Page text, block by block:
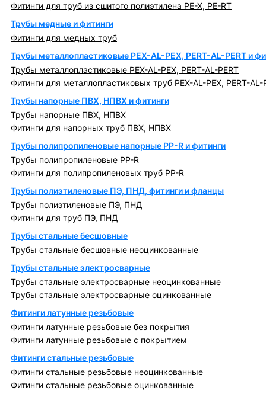
Фитинги для труб из сшитого полиэтилена PE-X, PE-RT
Трубы медные и фитинги
Фитинги для медных труб
Трубы металлопластиковые PEX-AL-PEX, PERT-AL-PERT и
Трубы металлопластиковые PEX-AL-PEX, PERT-AL-PERT
Фитинги для металлопластиковых труб PEX-AL-PEX, PERT-AL-
Трубы напорные ПВХ, НПВХ и фитинги
Трубы напорные ПВХ, НПВХ
Фитинги для напорных труб ПВХ, НПВХ
Трубы полипропиленовые напорные PP-R и фитинги
Трубы полипропиленовые PP-R
Фитинги для полипропиленовых труб PP-R
Трубы полиэтиленовые ПЭ, ПНД, фитинги и фланцы
Трубы полиэтиленовые ПЭ, ПНД
Фитинги для труб ПЭ, ПНД
Трубы стальные бесшовные
Трубы стальные бесшовные неоцинкованные
Трубы стальные электросварные
Трубы стальные электросварные неоцинкованные
Трубы стальные электросварные оцинкованные
Фитинги латунные резьбовые
Фитинги латунные резьбовые без покрытия
Фитинги латунные резьбовые с покрытием
Фитинги стальные резьбовые
Фитинги стальные резьбовые неоцинкованные
Фитинги стальные резьбовые оцинкованные